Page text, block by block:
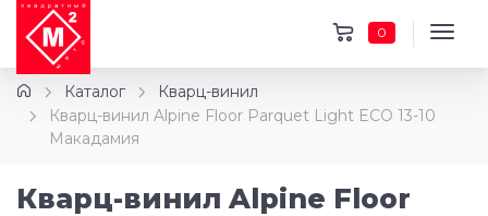
0
Каталог
Кварц-винил
Кварц-винил Alpine Floor Parquet Light ECO 13-10
Макадамия
Кварц-винил Alpine Floor